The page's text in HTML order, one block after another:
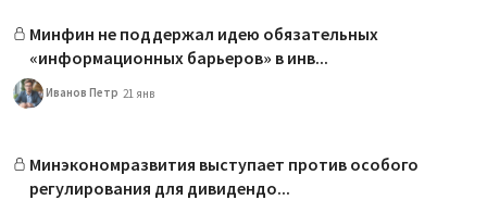
Минфин не поддержал идею обязательных
«информационных барьеров» в инв...
Иванов Петр 21 янв
Минэкономразвития выступает против особого
регулирования для дивидендо...